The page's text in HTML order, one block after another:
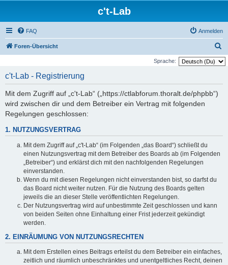
c't-Lab
FAQ Anmelden
Foren-Übersicht
u
Sprache:
c't-Lab - Registrierung
Mit dem Zugriff auf „c't-Lab“ („https://ctlabforum.thoralt.de/phpbb“)
wird zwischen dir und dem Betreiber ein Vertrag mit folgenden
Regelungen geschlossen:
1. NUTZUNGSVERTRAG
Mit dem Zugriff auf „c't-Lab“ (im Folgenden „das Board“) schließt du
einen Nutzungsvertrag mit dem Betreiber des Boards ab (im Folgenden
„Betreiber“) und erklärst dich mit den nachfolgenden Regelungen
einverstanden.
Wenn du mit diesen Regelungen nicht einverstanden bist, so darfst du
das Board nicht weiter nutzen. Für die Nutzung des Boards gelten
jeweils die an dieser Stelle veröffentlichten Regelungen.
Der Nutzungsvertrag wird auf unbestimmte Zeit geschlossen und kann
von beiden Seiten ohne Einhaltung einer Frist jederzeit gekündigt
werden.
2. EINRÄUMUNG VON NUTZUNGSRECHTEN
Mit dem Erstellen eines Beitrags erteilst du dem Betreiber ein einfaches,
zeitlich und räumlich unbeschränktes und unentgeltliches Recht, deinen